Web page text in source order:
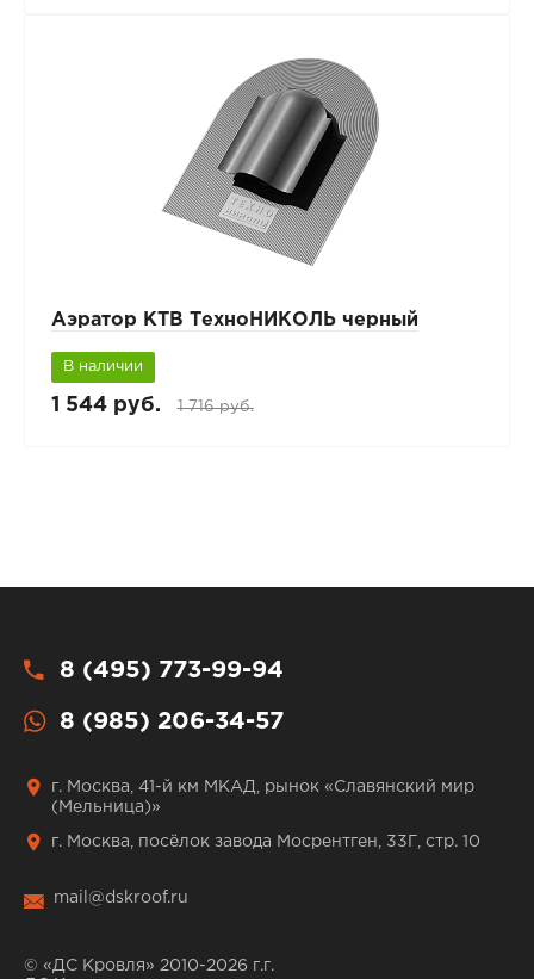
Аэратор КТВ ТехноНИКОЛЬ черный
В наличии
1 544 руб. 1 716 руб.
8 (495) 773-99-94
8 (985) 206-34-57
г. Москва, 41-й км МКАД, рынок «Славянский мир
(Мельница)»
г. Москва, посёлок завода Мосрентген, 33Г, стр. 10
mail@dskroof.ru
© «ДС Кровля» 2010-2026 г.г.